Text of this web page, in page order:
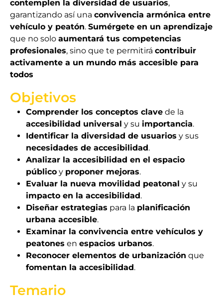
contemplen la diversidad de usuarios,
garantizando así una convivencia armónica entre
vehículo y peatón. Sumérgete en un aprendizaje
que no solo aumentará tus competencias
profesionales, sino que te permitirá contribuir
activamente a un mundo más accesible para
todos
Objetivos
Comprender los conceptos clave de la
accesibilidad universal y su importancia.
Identificar la diversidad de usuarios y sus
necesidades de accesibilidad.
Analizar la accesibilidad en el espacio
público y proponer mejoras.
Evaluar la nueva movilidad peatonal y su
impacto en la accesibilidad.
Diseñar estrategias para la planificación
urbana accesible.
Examinar la convivencia entre vehículos y
peatones en espacios urbanos.
Reconocer elementos de urbanización que
fomentan la accesibilidad.
Temario